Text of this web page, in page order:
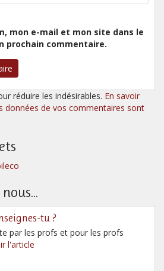
mon e-mail et mon site dans le
prochain commentaire.
réduire les indésirables. En savoir
données de vos commentaires sont
tu ?
par les profs et pour les profs
l'article